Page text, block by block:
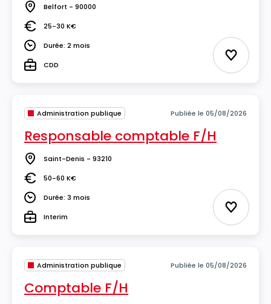
Lieu Belfort - 90000
Salaire25-30 K€
DuréeDurée: 2 mois
TypeCDD Ajouter
Administration publique Publiée le 05/08/2026
Responsable comptable F/H
Lieu Saint-Denis - 93210
Salaire50-60 K€
DuréeDurée: 3 mois
TypeInterim Ajouter
Administration publique Publiée le 05/08/2026
Comptable F/H